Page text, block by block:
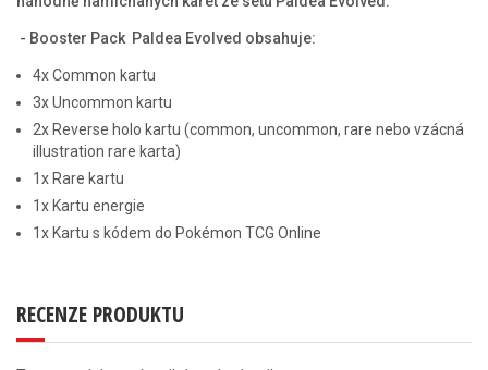
- Booster Pack Paldea Evolved obsahuje:
4x Common kartu
3x Uncommon kartu
2x Reverse holo kartu (common, uncommon, rare nebo vzácná
illustration rare karta)
1x Rare kartu
1x Kartu energie
1x Kartu s kódem do Pokémon TCG Online
RECENZE PRODUKTU